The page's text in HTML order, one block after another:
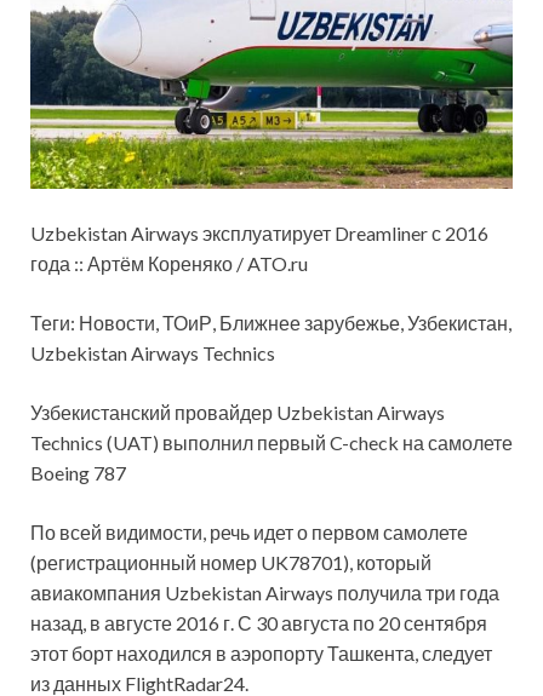
Uzbekistan Airways эксплуатирует Dreamliner с 2016
года :: Артём Кореняко / ATO.ru
Теги: Новости, ТОиР, Ближнее зарубежье, Узбекистан,
Uzbekistan Airways Technics
Узбекистанский провайдер Uzbekistan Airways
Technics (UAT) выполнил первый C-check на самолете
Boeing 787
По всей видимости, речь идет о первом самолете
(регистрационный номер UK78701), который
авиакомпания Uzbekistan Airways получила три года
назад, в августе 2016 г. С 30 августа по 20 сентября
этот борт находился в аэропорту Ташкента, следует
из данных FlightRadar24.